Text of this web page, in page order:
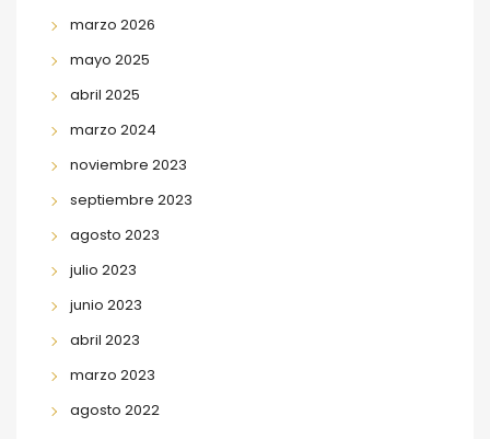
marzo 2026
mayo 2025
abril 2025
marzo 2024
noviembre 2023
septiembre 2023
agosto 2023
julio 2023
junio 2023
abril 2023
marzo 2023
agosto 2022